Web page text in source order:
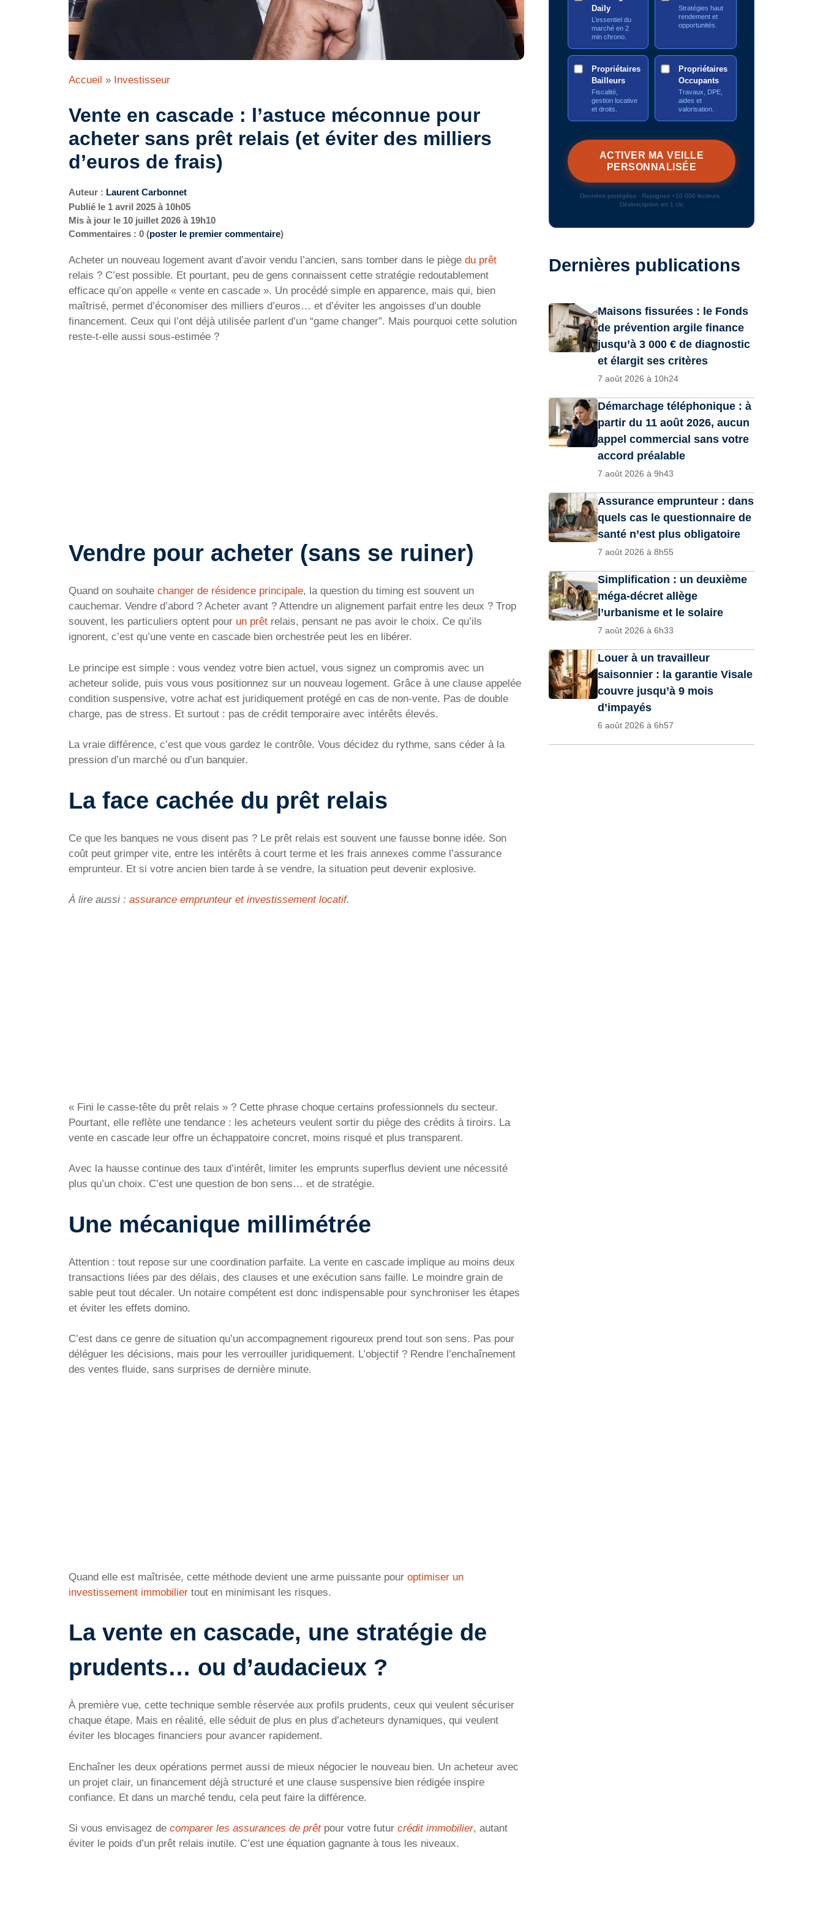
Accueil » Investisseur
Vente en cascade : l’astuce méconnue pour
acheter sans prêt relais (et éviter des milliers
d’euros de frais)
Auteur : Laurent Carbonnet
Publié le 1 avril 2025 à 10h05
Mis à jour le 10 juillet 2026 à 19h10
Commentaires : 0 (poster le premier commentaire)
Acheter un nouveau logement avant d’avoir vendu l’ancien, sans tomber dans le piège du prêt
relais ? C’est possible. Et pourtant, peu de gens connaissent cette stratégie redoutablement
efficace qu’on appelle « vente en cascade ». Un procédé simple en apparence, mais qui, bien
maîtrisé, permet d’économiser des milliers d’euros… et d’éviter les angoisses d’un double
financement. Ceux qui l’ont déjà utilisée parlent d’un “game changer”. Mais pourquoi cette solution
reste-t-elle aussi sous-estimée ?
Vendre pour acheter (sans se ruiner)
Quand on souhaite changer de résidence principale, la question du timing est souvent un
cauchemar. Vendre d’abord ? Acheter avant ? Attendre un alignement parfait entre les deux ? Trop
souvent, les particuliers optent pour un prêt relais, pensant ne pas avoir le choix. Ce qu’ils
ignorent, c’est qu’une vente en cascade bien orchestrée peut les en libérer.
Le principe est simple : vous vendez votre bien actuel, vous signez un compromis avec un
acheteur solide, puis vous vous positionnez sur un nouveau logement. Grâce à une clause appelée
condition suspensive, votre achat est juridiquement protégé en cas de non-vente. Pas de double
charge, pas de stress. Et surtout : pas de crédit temporaire avec intérêts élevés.
La vraie différence, c’est que vous gardez le contrôle. Vous décidez du rythme, sans céder à la
pression d’un marché ou d’un banquier.
La face cachée du prêt relais
Ce que les banques ne vous disent pas ? Le prêt relais est souvent une fausse bonne idée. Son
coût peut grimper vite, entre les intérêts à court terme et les frais annexes comme l’assurance
emprunteur. Et si votre ancien bien tarde à se vendre, la situation peut devenir explosive.
À lire aussi : assurance emprunteur et investissement locatif.
« Fini le casse-tête du prêt relais » ? Cette phrase choque certains professionnels du secteur.
Pourtant, elle reflète une tendance : les acheteurs veulent sortir du piège des crédits à tiroirs. La
vente en cascade leur offre un échappatoire concret, moins risqué et plus transparent.
Avec la hausse continue des taux d’intérêt, limiter les emprunts superflus devient une nécessité
plus qu’un choix. C’est une question de bon sens… et de stratégie.
Une mécanique millimétrée
Attention : tout repose sur une coordination parfaite. La vente en cascade implique au moins deux
transactions liées par des délais, des clauses et une exécution sans faille. Le moindre grain de
sable peut tout décaler. Un notaire compétent est donc indispensable pour synchroniser les étapes
et éviter les effets domino.
C’est dans ce genre de situation qu’un accompagnement rigoureux prend tout son sens. Pas pour
déléguer les décisions, mais pour les verrouiller juridiquement. L’objectif ? Rendre l’enchaînement
des ventes fluide, sans surprises de dernière minute.
Quand elle est maîtrisée, cette méthode devient une arme puissante pour optimiser un
investissement immobilier tout en minimisant les risques.
La vente en cascade, une stratégie de
prudents… ou d’audacieux ?
À première vue, cette technique semble réservée aux profils prudents, ceux qui veulent sécuriser
chaque étape. Mais en réalité, elle séduit de plus en plus d’acheteurs dynamiques, qui veulent
éviter les blocages financiers pour avancer rapidement.
Enchaîner les deux opérations permet aussi de mieux négocier le nouveau bien. Un acheteur avec
un projet clair, un financement déjà structuré et une clause suspensive bien rédigée inspire
confiance. Et dans un marché tendu, cela peut faire la différence.
Si vous envisagez de comparer les assurances de prêtpour votre futur crédit immobilier, autant
éviter le poids d’un prêt relais inutile. C’est une équation gagnante à tous les niveaux.
Daily
L’essentiel du
marché en 2
min chrono.
Stratégies haut
rendement et
opportunités.
Propriétaires
Bailleurs
Fiscalité,
gestion locative
et droits.
Propriétaires
Occupants
Travaux, DPE,
aides et
valorisation.
Données protégées · Rejoignez +10 000 lecteurs ·
Désinscription en 1 clic
Dernières publications
Maisons fissurées : le Fonds
de prévention argile finance
jusqu’à 3 000 € de diagnostic
et élargit ses critères
7 août 2026 à 10h24
Démarchage téléphonique : à
partir du 11 août 2026, aucun
appel commercial sans votre
accord préalable
7 août 2026 à 9h43
Assurance emprunteur : dans
quels cas le questionnaire de
santé n’est plus obligatoire
7 août 2026 à 8h55
Simplification : un deuxième
méga-décret allège
l’urbanisme et le solaire
7 août 2026 à 6h33
Louer à un travailleur
saisonnier : la garantie Visale
couvre jusqu’à 9 mois
d’impayés
6 août 2026 à 6h57